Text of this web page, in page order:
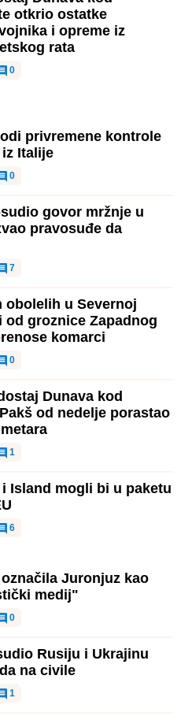
otkrio ostatke
i opreme iz
rata
0
privremene kontrole
Italije
0
govor mržnje u
pravosuđe da
7
obolelih u Severnoj
od groznice Zapadnog
komarci
0
Dunava kod
od nedelje porastao
1
Island mogli bi u paketu
6
Juronjuz kao
medij"
0
Rusiju i Ukrajinu
na civile
1